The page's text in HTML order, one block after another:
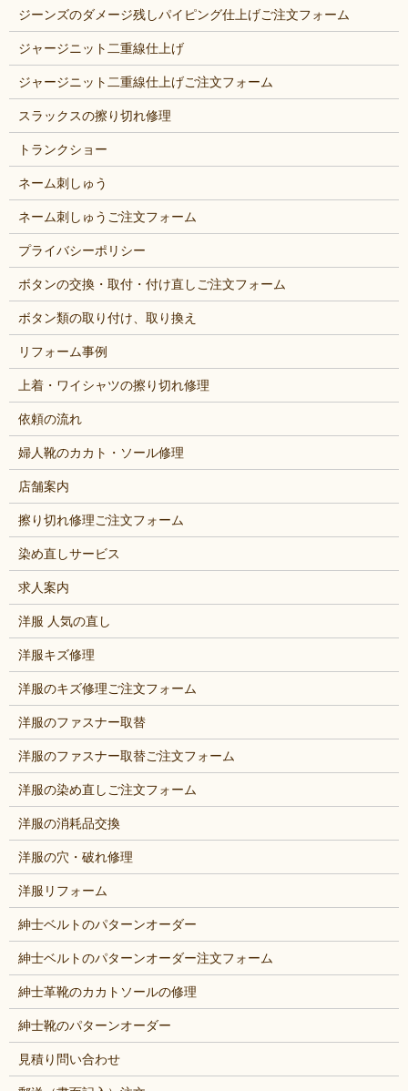
ジーンズのダメージ残しパイピング仕上げご注文フォーム
ジャージニット二重線仕上げ
ジャージニット二重線仕上げご注文フォーム
スラックスの擦り切れ修理
トランクショー
ネーム刺しゅう
ネーム刺しゅうご注文フォーム
プライバシーポリシー
ボタンの交換・取付・付け直しご注文フォーム
ボタン類の取り付け、取り換え
リフォーム事例
上着・ワイシャツの擦り切れ修理
依頼の流れ
婦人靴のカカト・ソール修理
店舗案内
擦り切れ修理ご注文フォーム
染め直しサービス
求人案内
洋服 人気の直し
洋服キズ修理
洋服のキズ修理ご注文フォーム
洋服のファスナー取替
洋服のファスナー取替ご注文フォーム
洋服の染め直しご注文フォーム
洋服の消耗品交換
洋服の穴・破れ修理
洋服リフォーム
紳士ベルトのパターンオーダー
紳士ベルトのパターンオーダー注文フォーム
紳士革靴のカカトソールの修理
紳士靴のパターンオーダー
見積り問い合わせ